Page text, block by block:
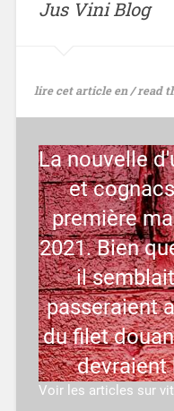
Jus Vini Blog
lire cet article en / read
La nouvelle
et
première
2021. Bien
il
passeraient
du filet
devraient
Voir les articles sur